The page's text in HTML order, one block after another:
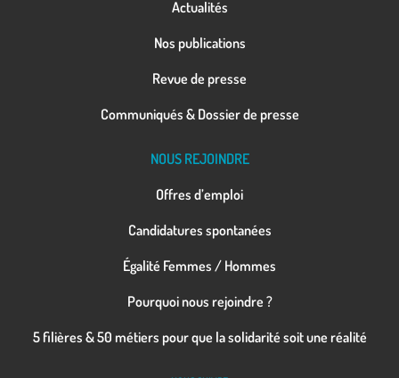
Actualités
Nos publications
Revue de presse
Communiqués & Dossier de presse
NOUS REJOINDRE
Offres d’emploi
Candidatures spontanées
Égalité Femmes / Hommes
Pourquoi nous rejoindre ?
5 filières & 50 métiers pour que la solidarité soit une réalité